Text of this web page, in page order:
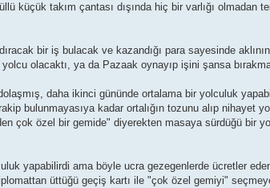
küçük takım çantası dışında hiç bir varlığı olmadan
bir iş bulacak ve kazandığı para sayesinde
olacaktı, ya da Pazaak oynayıp işini şansa
daha ikinci gününde ortalama bir yolculuk
bulunmayasıya kadar ortalığın tozunu alıp nihayet
çok özel bir gemide" diyerekten masaya sürdüğü bir
yapabilirdi ama böyle ucra gezegenlerde ücretler
üttüğü geçiş kartı ile "çok özel gemiyi"